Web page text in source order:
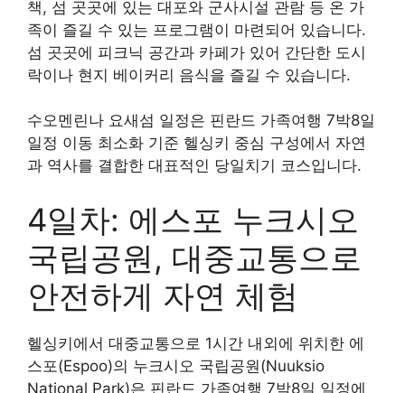
책, 섬 곳곳에 있는 대포와 군사시설 관람 등 온 가
족이 즐길 수 있는 프로그램이 마련되어 있습니다.
섬 곳곳에 피크닉 공간과 카페가 있어 간단한 도시
락이나 현지 베이커리 음식을 즐길 수 있습니다.
수오멘린나 요새섬 일정은 핀란드 가족여행 7박8일
일정 이동 최소화 기준 헬싱키 중심 구성에서 자연
과 역사를 결합한 대표적인 당일치기 코스입니다.
4일차: 에스포 누크시오
국립공원, 대중교통으로
안전하게 자연 체험
헬싱키에서 대중교통으로 1시간 내외에 위치한 에
스포(Espoo)의 누크시오 국립공원(Nuuksio
National Park)은 핀란드 가족여행 7박8일 일정에